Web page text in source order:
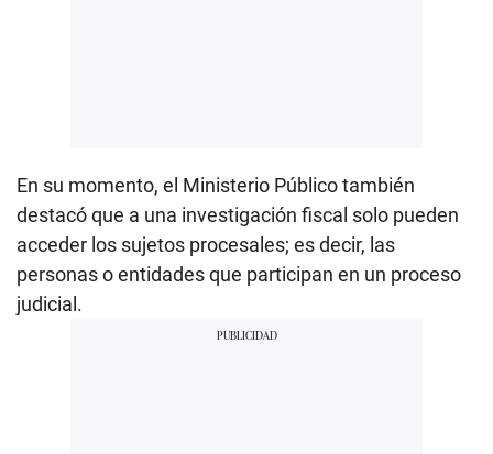
En su momento, el Ministerio Público también
destacó que a una investigación fiscal solo pueden
acceder los sujetos procesales; es decir, las
personas o entidades que participan en un proceso
judicial.